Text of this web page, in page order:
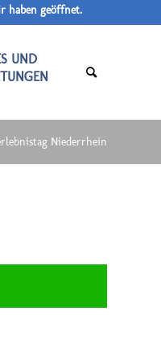
haben geöffnet.
UND
Niederrhein